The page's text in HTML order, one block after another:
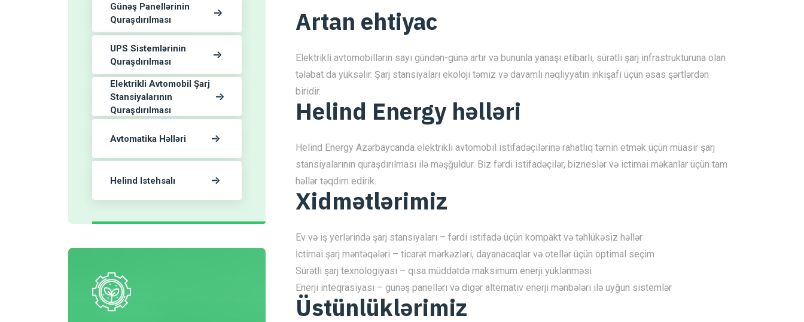
Günəş Panellərinin
Quraşdırılması
UPS Sistemlərinin
Quraşdırılması
Elektrikli Avtomobil Şarj
Stansiyalarının
Quraşdırılması
Avtomatika Həlləri
Helind Istehsalı
Artan ehtiyac
Elektrikli avtomobillərin sayı gündən-günə artır və bununla yanaşı etibarlı, sürətli şarj infrastrukturuna olan
tələbat da yüksəlir. Şarj stansiyaları ekoloji təmiz və davamlı nəqliyyatın inkişafı üçün əsas şərtlərdən
biridir.
Helind Energy həlləri
Helind Energy Azərbaycanda elektrikli avtomobil istifadəçilərinə rahatlıq təmin etmək üçün müasir şarj
stansiyalarının quraşdırılması ilə məşğuldur. Biz fərdi istifadəçilər, bizneslər və ictimai məkanlar üçün tam
həllər təqdim edirik.
Xidmətlərimiz
Ev və iş yerlərində şarj stansiyaları – fərdi istifadə üçün kompakt və təhlükəsiz həllər
İctimai şarj məntəqələri – ticarət mərkəzləri, dayanacaqlar və otellər üçün optimal seçim
Sürətli şarj texnologiyası – qısa müddətdə maksimum enerji yüklənməsi
Enerji inteqrasiyası – günəş panelləri və digər alternativ enerji mənbələri ilə uyğun sistemlər
Üstünlüklərimiz